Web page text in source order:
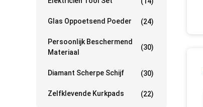
Glas Oppoetsend Poeder (24)
Persoonlijk Beschermend
Materiaal
(30)
Diamant Scherpe Schijf (30)
Zelfklevende Kurkpads (22)